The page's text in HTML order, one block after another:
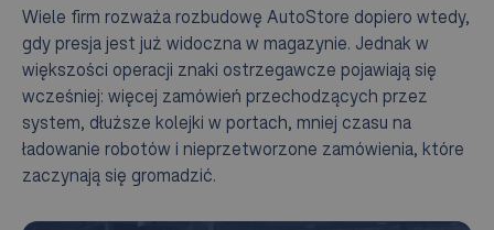
Wiele firm rozważa rozbudowę AutoStore dopiero wtedy,
gdy presja jest już widoczna w magazynie. Jednak w
większości operacji znaki ostrzegawcze pojawiają się
wcześniej: więcej zamówień przechodzących przez
system, dłuższe kolejki w portach, mniej czasu na
ładowanie robotów i nieprzetworzone zamówienia, które
zaczynają się gromadzić.